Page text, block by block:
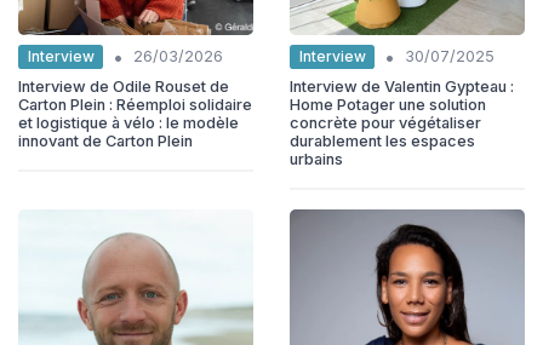
Interview •
26/03/2026
Interview de Odile Rouset de
Carton Plein : Réemploi solidaire
et logistique à vélo : le modèle
innovant de Carton Plein
Interview •
30/07/2025
Interview de Valentin Gypteau :
Home Potager une solution
concrète pour végétaliser
durablement les espaces
urbains